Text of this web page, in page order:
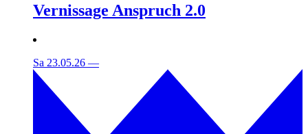
Vernissage Anspruch 2.0
Sa 23.05.26 —